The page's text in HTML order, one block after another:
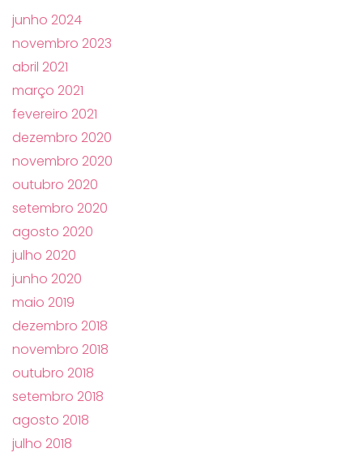
junho 2024
novembro 2023
abril 2021
março 2021
fevereiro 2021
dezembro 2020
novembro 2020
outubro 2020
setembro 2020
agosto 2020
julho 2020
junho 2020
maio 2019
dezembro 2018
novembro 2018
outubro 2018
setembro 2018
agosto 2018
julho 2018